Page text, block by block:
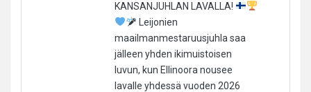
KANSANJUHLAN LAVALLA!
Leijonien
maailmanmestaruusjuhla saa
jälleen yhden ikimuistoisen
luvun, kun Ellinoora nousee
lavalle yhdessä vuoden 2026